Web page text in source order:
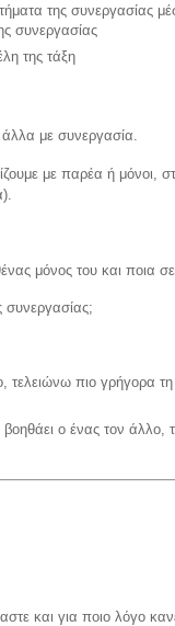
της συνεργασίας
συνεργασίας
της τάξη
άλλα με συνεργασία.
με παρέα ή μόνοι,
μόνος του και ποια
συνεργασίας;
πιο γρήγορα τη
ο ένας τον άλλο,
και για ποιο λόγο